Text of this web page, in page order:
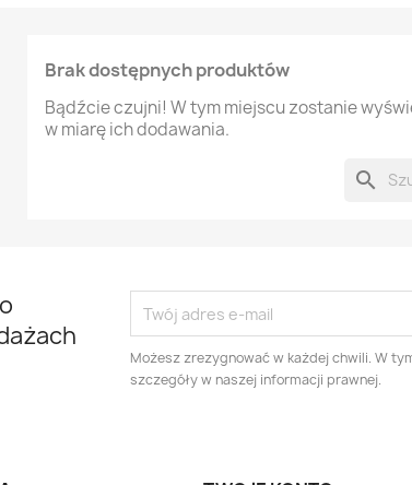
Brak dostępnych produktów
Bądźcie czujni! W tym miejscu zostanie
w miarę ich dodawania.
search
Możesz zrezygnować w każdej chwili. W
szczegóły w naszej informacji prawnej.